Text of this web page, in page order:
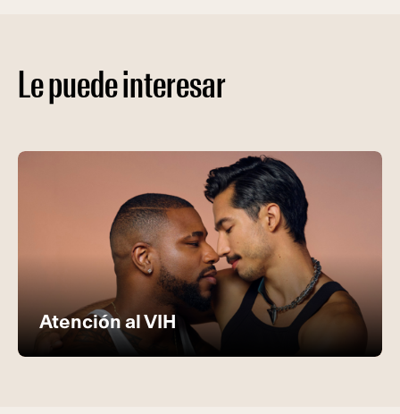
Le puede interesar
Programa de Salud Audre Lorde
Atención al VIH